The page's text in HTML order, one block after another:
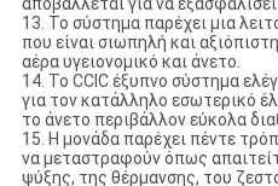
αποβάλλεται για να
13. Το σύστημα παρέχει μια
που είναι σιωπηλή και
αέρα υγειονομικό και άνετο.
14. Το CCIC έξυπνο σύστημα
για τον κατάλληλο εσωτερικό
το άνετο περιβάλλον εύκολα
15. Η μονάδα παρέχει πέντε
να μεταστραφούν όπως
ψύξης, της θέρμανσης, του